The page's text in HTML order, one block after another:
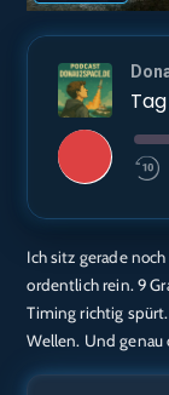
Play
Episode
Amazon
Apple Podcasts
Podcast.de
TEILEN
LINK
EMBED
Ich sitz gerade noch
ordentlich rein. 9
Timing richtig
Wellen. Und genau